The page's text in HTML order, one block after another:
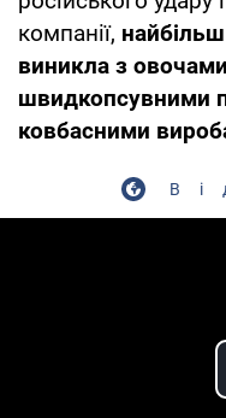
компанії,
виникла з
швидкопсувними
ковбасними